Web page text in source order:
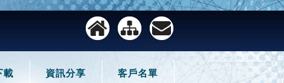
載 資訊分享 客戶名單